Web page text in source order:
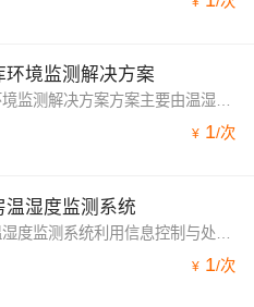
环境监测解决方案
¥ 1/次
温湿度监测系统
¥ 1/次